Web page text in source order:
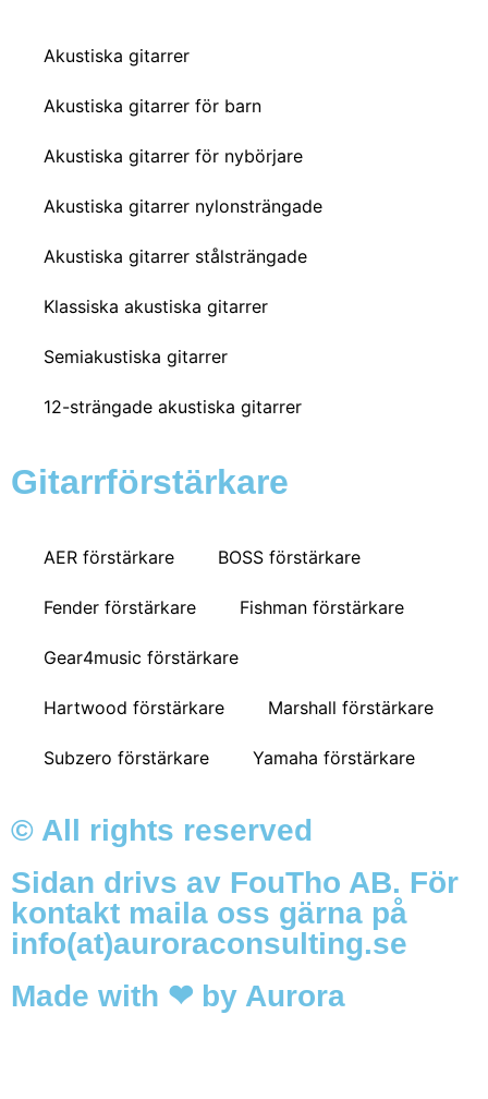
Akustiska gitarrer
Akustiska gitarrer för barn
Akustiska gitarrer för nybörjare
Akustiska gitarrer nylonsträngade
Akustiska gitarrer stålsträngade
Klassiska akustiska gitarrer
Semiakustiska gitarrer
12-strängade akustiska gitarrer
Gitarrförstärkare
AER förstärkare BOSS förstärkare
Fender förstärkare Fishman förstärkare
Gear4music förstärkare
Hartwood förstärkare Marshall förstärkare
Subzero förstärkare Yamaha förstärkare
© All rights reserved
Sidan drivs av FouTho AB. För
kontakt maila oss gärna på
info(at)auroraconsulting.se
Made with ❤ by Aurora